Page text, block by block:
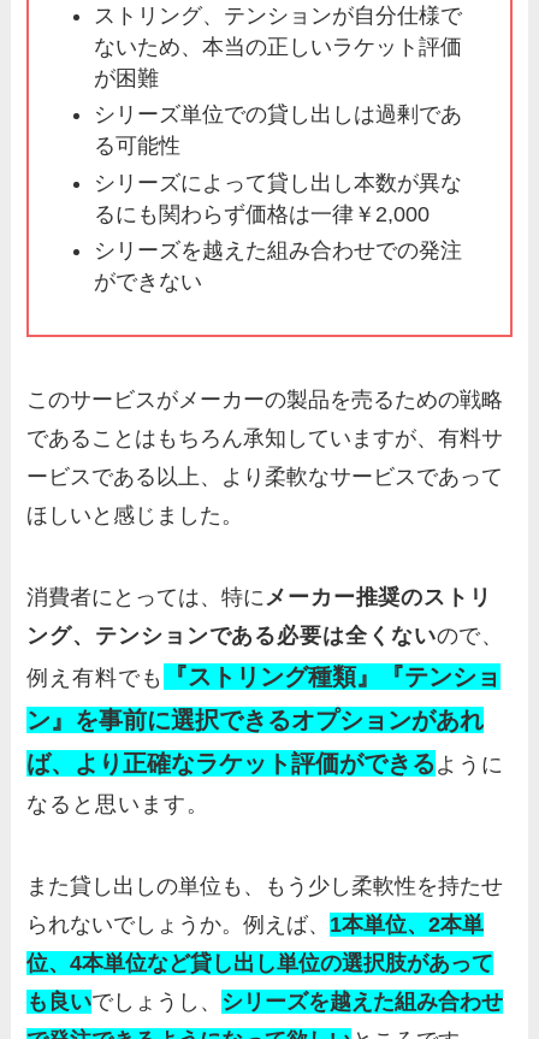
ストリング、テンションが自分仕様で
ないため、本当の正しいラケット評価
が困難
シリーズ単位での貸し出しは過剰であ
る可能性
シリーズによって貸し出し本数が異な
るにも関わらず価格は一律￥2,000
シリーズを越えた組み合わせでの発注
ができない
このサービスがメーカーの製品を売るための戦略
であることはもちろん承知していますが、有料サ
ービスである以上、より柔軟なサービスであって
ほしいと感じました。
消費者にとっては、特にメーカー推奨のストリ
ング、テンションである必要は全くないので、
例え有料でも
『ストリング種類』『テンショ
ン』を事前に選択できるオプションがあれ
ば、より正確なラケット評価ができる ように
なると思います。
また貸し出しの単位も、もう少し柔軟性を持たせ
られないでしょうか。例えば、 1本単位、2本単
位、4本単位など貸し出し単位の選択肢があって
も良いでしょうし、 シリーズを越えた組み合わせ